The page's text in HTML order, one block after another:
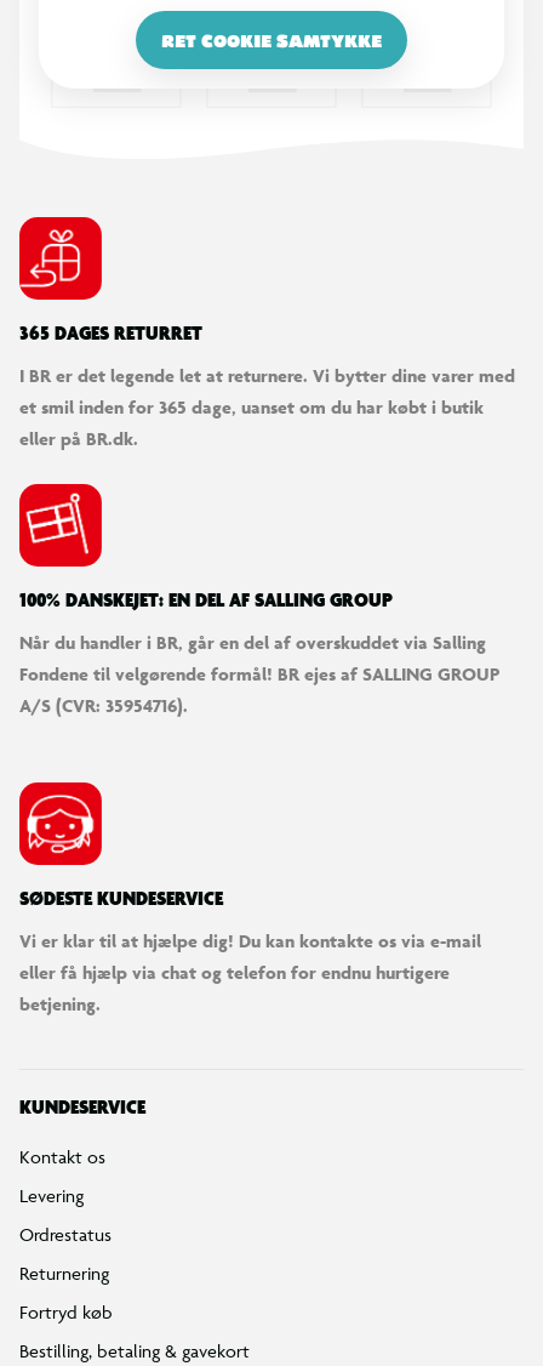
RET COOKIE SAMTYKKE
365 DAGES RETURRET
I BR er det legende let at returnere. Vi bytter dine varer med
et smil inden for 365 dage, uanset om du har købt i butik
eller på BR.dk.
100% DANSKEJET: EN DEL AF SALLING GROUP
Når du handler i BR, går en del af overskuddet via Salling
Fondene til velgørende formål! BR ejes af SALLING GROUP
A/S (CVR: 35954716).
SØDESTE KUNDESERVICE
Vi er klar til at hjælpe dig! Du kan kontakte os via e-mail
eller få hjælp via chat og telefon for endnu hurtigere
betjening.
KUNDESERVICE
Kontakt os
Levering
Ordrestatus
Returnering
Fortryd køb
Bestilling, betaling & gavekort